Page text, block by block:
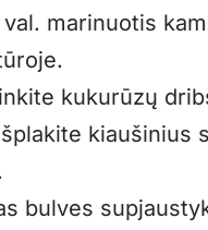
val. marinuotis
kukurūzų
kiaušinius
bulves